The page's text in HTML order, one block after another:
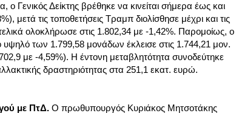
ο Γενικός Δείκτης βρέθηκε να κινείται σήμερα έως και
μετά τις τοποθετήσεις Τραμπ διολίσθησε μέχρι και τις
ολοκλήρωσε στις 1.802,34 με -1,42%. Παρομοίως, ο
υψηλό των 1.799,58 μονάδων έκλεισε στις 1.744,21 μον.
με -4,59%). Η έντονη μεταβλητότητα συνοδεύτηκε
δραστηριότητας στα 251,1 εκατ. ευρώ.
με ΠτΔ. Ο πρωθυπουργός Κυριάκος Μητσοτάκης